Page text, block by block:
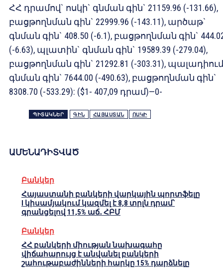
ՀՀ դրամով` ոսկի` գնման գին` 21159.96 (-131.66),
բացթողնման գին` 22999.96 (-143.11), արծաթ`
գնման գին` 408.50 (-6.1), բացթողնման գին`
(-6.63), պլատին` գնման գին` 19589.39 (-279.04),
բացթողնման գին` 21292.81 (-303.31),
գնման գին` 7644.00 (-490.63), բացթողնման գին`
8308.70 (-533.29): ($1- 407,09 դրամ)—0-
ՊԻՏԱԿՆԵՐ ԳԻՆ ՀԱՅԱՍՏԱՆ ՈՍԿԻ
ԱՄԵՆԱԴԻՏՎԱԾ
Բանկեր
Հայաստանի բանկերի վարկային պորտֆելը
I կիսամյակում կազմել է 8,8 տրլն դրամ՝
գրանցելով 11,5% աճ․ ՀԲՄ
Բանկեր
ՀՀ բանկերի միության նախագահը
վիճահարույց է անվանել բանկերի
շահութաբաժինների հարկը 15% դարձնելը